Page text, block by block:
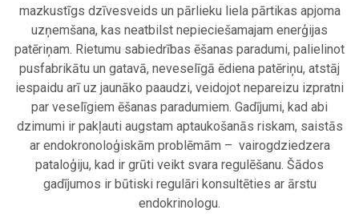
mazkustīgs dzīvesveids un pārlieku liela pārtikas apjoma
uzņemšana, kas neatbilst nepieciešamajam enerģijas
patēriņam. Rietumu sabiedrības ēšanas paradumi, palielinot
pusfabrikātu un gatavā, neveselīgā ēdiena patēriņu, atstāj
iespaidu arī uz jaunāko paaudzi, veidojot nepareizu izpratni
par veselīgiem ēšanas paradumiem. Gadījumi, kad abi
dzimumi ir pakļauti augstam aptaukošanās riskam, saistās
ar endokronoloģiskām problēmām – vairogdziedzera
pataloģiju, kad ir grūti veikt svara regulēšanu. Šādos
gadījumos ir būtiski regulāri konsultēties ar ārstu
endokrinologu.